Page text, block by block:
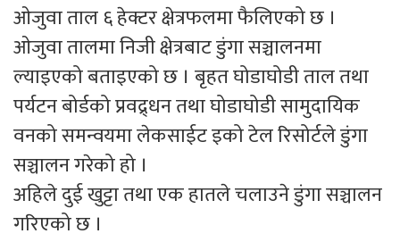
ओजुवा ताल ६ हेक्टर क्षेत्रफलमा फैलिएको छ ।
ओजुवा तालमा निजी क्षेत्रबाट डुंगा सञ्चालनमा
ल्याइएको बताइएको छ । बृहत घोडाघोडी ताल तथा
पर्यटन बोर्डको प्रवद्र्धन तथा घोडाघोडी सामुदायिक
वनको समन्वयमा लेकसाईट इको टेल रिसोर्टले डुंगा
सञ्चालन गरेको हो ।
अहिले दुई खुट्टा तथा एक हातले चलाउने डुंगा सञ्चालन
गरिएको छ ।